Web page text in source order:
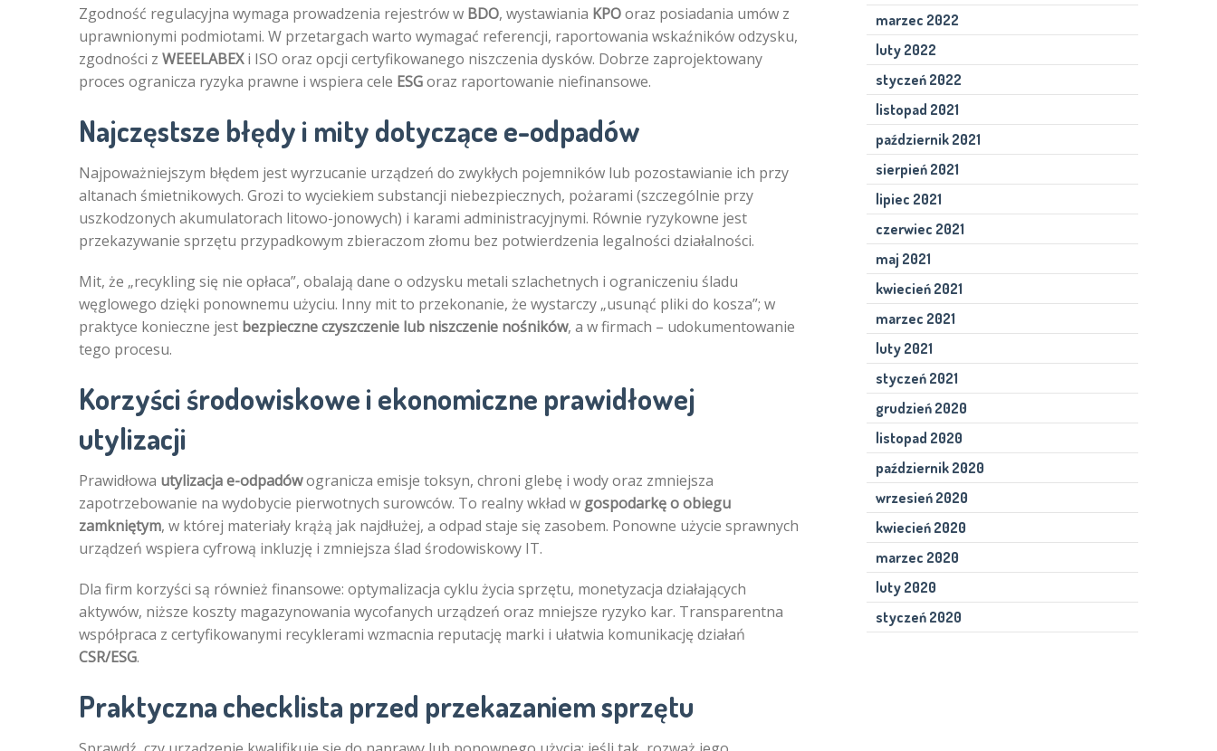
Zgodność regulacyjna wymaga prowadzenia rejestrów w BDO, wystawiania KPOoraz posiadania umów z
uprawnionymi podmiotami. W przetargach warto wymagać referencji, raportowania wskaźników odzysku,
zgodności z WEEELABEXi ISO oraz opcji certyfikowanego niszczenia dysków. Dobrze zaprojektowany
proces ogranicza ryzyka prawne i wspiera cele ESGoraz raportowanie niefinansowe.
Najczęstsze błędy i mity dotyczące e-odpadów
Najpoważniejszym błędem jest wyrzucanie urządzeń do zwykłych pojemników lub pozostawianie ich przy
altanach śmietnikowych. Grozi to wyciekiem substancji niebezpiecznych, pożarami (szczególnie przy
uszkodzonych akumulatorach litowo-jonowych) i karami administracyjnymi. Równie ryzykowne jest
przekazywanie sprzętu przypadkowym zbieraczom złomu bez potwierdzenia legalności działalności.
Mit, że „recykling się nie opłaca”, obalają dane o odzysku metali szlachetnych i ograniczeniu śladu
węglowego dzięki ponownemu użyciu. Inny mit to przekonanie, że wystarczy „usunąć pliki do kosza”; w
praktyce konieczne jest bezpieczne czyszczenie lub niszczenie nośników, a w firmach – udokumentowanie
tego procesu.
Korzyści środowiskowe i ekonomiczne prawidłowej
utylizacji
Prawidłowa utylizacja e-odpadówogranicza emisje toksyn, chroni glebę i wody oraz zmniejsza
zapotrzebowanie na wydobycie pierwotnych surowców. To realny wkład w gospodarkę o obiegu
zamkniętym, w której materiały krążą jak najdłużej, a odpad staje się zasobem. Ponowne użycie sprawnych
urządzeń wspiera cyfrową inkluzję i zmniejsza ślad środowiskowy IT.
Dla firm korzyści są również finansowe: optymalizacja cyklu życia sprzętu, monetyzacja działających
aktywów, niższe koszty magazynowania wycofanych urządzeń oraz mniejsze ryzyko kar. Transparentna
współpraca z certyfikowanymi recyklerami wzmacnia reputację marki i ułatwia komunikację działań
CSR/ESG.
Praktyczna checklista przed przekazaniem sprzętu
marzec 2022
luty 2022
styczeń 2022
listopad 2021
październik 2021
sierpień 2021
lipiec 2021
czerwiec 2021
maj 2021
kwiecień 2021
marzec 2021
luty 2021
styczeń 2021
grudzień 2020
listopad 2020
październik 2020
wrzesień 2020
kwiecień 2020
marzec 2020
luty 2020
styczeń 2020